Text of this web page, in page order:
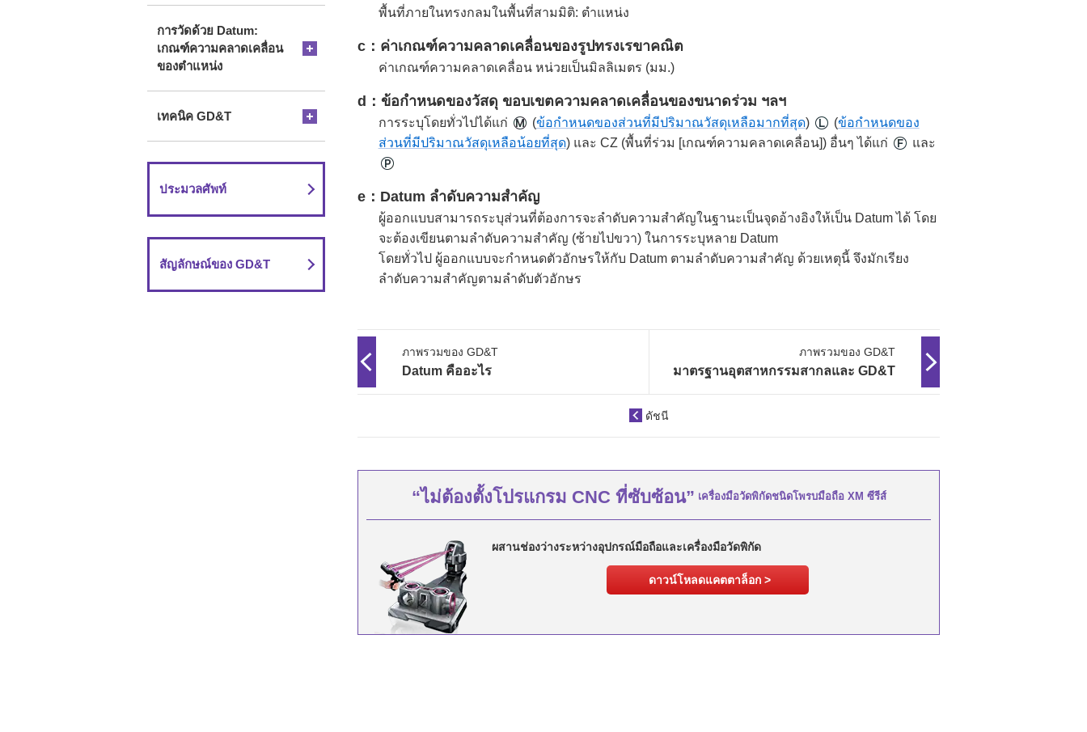
พื้นที่ภายในทรงกลมในพื้นที่สามมิติ: ตำแหน่ง
c ค่าเกณฑ์ความคลาดเคลื่อนของรูปทรงเรขาคณิต
ค่าเกณฑ์ความคลาดเคลื่อน หน่วยเป็นมิลลิเมตร (มม.)
d ข้อกำหนดของวัสดุ ขอบเขตความคลาดเคลื่อนของขนาดร่วม ฯลฯ
การระบุโดยทั่วไปได้แก่ (ข้อกำหนดของส่วนที่มีปริมาณวัสดุเหลือมากที่สุด) (ข้อกำหนดของ
ส่วนที่มีปริมาณวัสดุเหลือน้อยที่สุด) และ CZ (พื้นที่ร่วม [เกณฑ์ความคลาดเคลื่อน]) อื่นๆ ได้แก่ และ
e Datum ลำดับความสำคัญ
ผู้ออกแบบสามารถระบุส่วนที่ต้องการจะลำดับความสำคัญในฐานะเป็นจุดอ้างอิงให้เป็น Datum ได้ โดย
จะต้องเขียนตามลำดับความสำคัญ (ซ้ายไปขวา) ในการระบุหลาย Datum
โดยทั่วไป ผู้ออกแบบจะกำหนดตัวอักษรให้กับ Datum ตามลำดับความสำคัญ ด้วยเหตุนี้ จึงมักเรียง
ลำดับความสำคัญตามลำดับตัวอักษร
ภาพรวมของ GD&T
Datum คืออะไร
ภาพรวมของ GD&T
มาตรฐานอุตสาหกรรมสากลและ GD&T
ดัชนี
“ไม่ต้องตั้งโปรแกรม CNC ที่ซับซ้อน” เครื่องมือวัดพิกัดชนิดโพรบมือถือ XM ซีรีส์
ผสานช่องว่างระหว่างอุปกรณ์มือถือและเครื่องมือวัดพิกัด
ดาวน์โหลดแคตตาล็อก >
การวัดด้วย Datum:
เกณฑ์ความคลาดเคลื่อน
ของตำแหน่ง
เทคนิค GD&T
ประมวลศัพท์
สัญลักษณ์ของ GD&T